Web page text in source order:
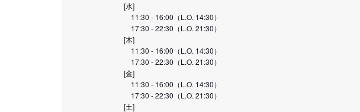
[水]
11:30 - 16:00（L.O. 14:30）
17:30 - 22:30（L.O. 21:30）
[木]
11:30 - 16:00（L.O. 14:30）
17:30 - 22:30（L.O. 21:30）
[金]
11:30 - 16:00（L.O. 14:30）
17:30 - 22:30（L.O. 21:30）
[土]